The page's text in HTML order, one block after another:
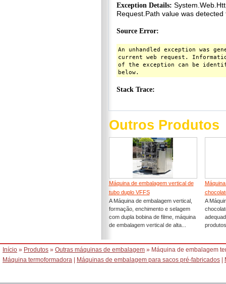
Outros Produtos
Máquina de embalagem vertical de
tubo duplo VFFS
A Máquina de embalagem vertical,
formação, enchimento e selagem
com dupla bobina de filme, máquina
de embalagem vertical de alta...
A
Início » Produtos » Outras máquinas de embalagem » Máquina de embalagem
Máquina termoformadora
Máquinas de embalagem para sacos pré-fabricados